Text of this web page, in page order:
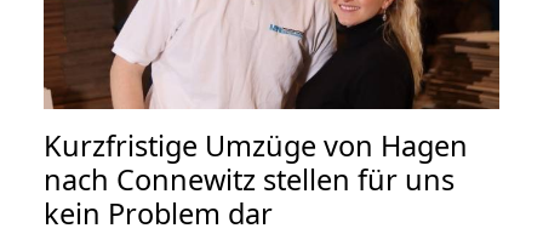
Kurzfristige Umzüge von Hagen
nach Connewitz stellen für uns
kein Problem dar